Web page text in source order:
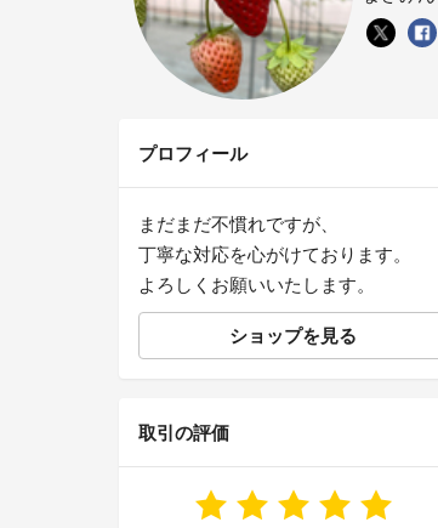
プロフィール
まだまだ不慣れですが、
丁寧な対応を心がけております。
よろしくお願いいたします。
ショップを見る
取引の評価